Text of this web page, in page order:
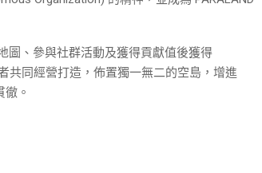
圖、參與社群活動及獲得貢獻值後獲得
共同經營打造，佈置獨一無二的空島，增進
。